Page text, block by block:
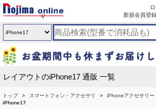
新規会員登
レイアウトのiPhone17 通販 一覧
トップ スマートフォン・アクセサリ iPhoneアクセサリー
iPhone17